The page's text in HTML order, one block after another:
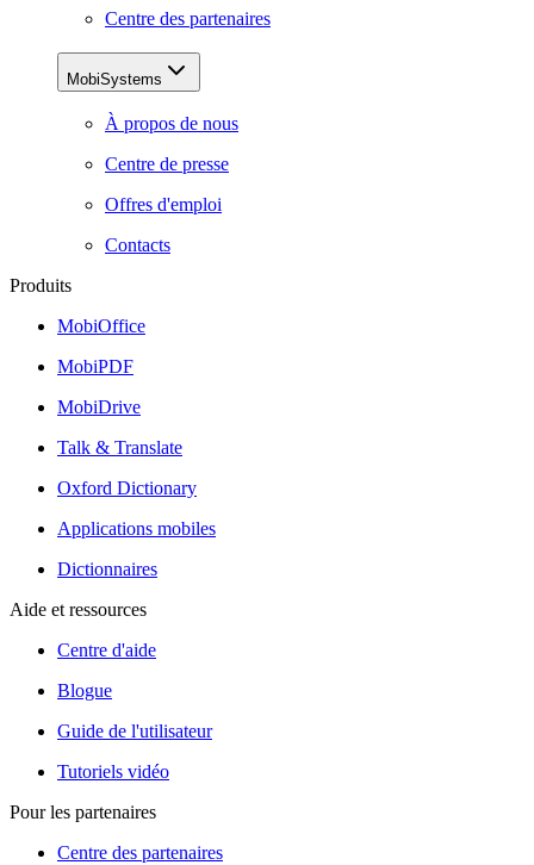
Centre des partenaires
MobiSystems
À propos de nous
Centre de presse
Offres d'emploi
Contacts
Produits
MobiOffice
MobiPDF
MobiDrive
Talk & Translate
Oxford Dictionary
Applications mobiles
Dictionnaires
Aide et ressources
Centre d'aide
Blogue
Guide de l'utilisateur
Tutoriels vidéo
Pour les partenaires
Centre des partenaires